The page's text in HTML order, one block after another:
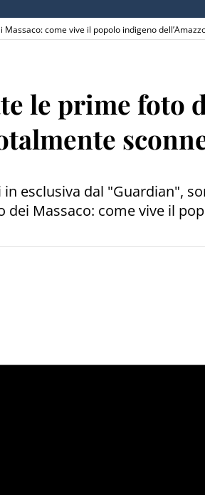
come vive il popolo indigeno
le prime foto
esclusiva dal "Guardian",
Massaco: come vive il